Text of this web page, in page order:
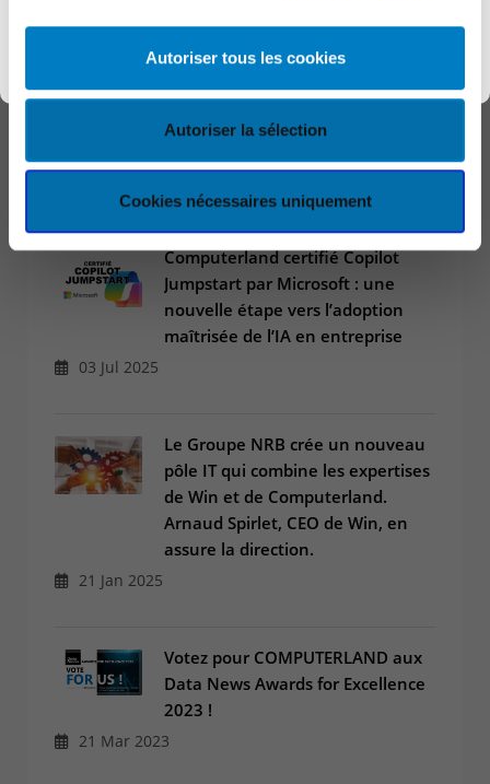
Autoriser tous les cookies
Autoriser la sélection
Cookies nécessaires uniquement
Découvrir KEYES
Connect 2025
12 Dec 2025
Computerland certifié Copilot
Jumpstart par Microsoft : une
nouvelle étape vers l’adoption
maîtrisée de l’IA en entreprise
03 Jul 2025
Le Groupe NRB crée un nouveau
pôle IT qui combine les expertises
de Win et de Computerland.
Arnaud Spirlet, CEO de Win, en
assure la direction.
21 Jan 2025
Votez pour COMPUTERLAND aux
Data News Awards for Excellence
2023 !
21 Mar 2023